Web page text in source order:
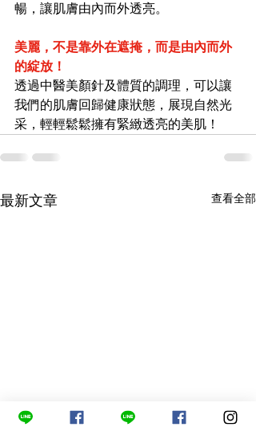
暢，讓肌膚由內而外透亮。
美麗，不是靠外在遮掩，而是由內而外
的綻放！
透過中醫美顏針及體質的調理，可以讓
我們的肌膚回歸健康狀態，展現自然光
采，輕輕鬆鬆擁有緊緻透亮的美肌！
最新文章 查看全部